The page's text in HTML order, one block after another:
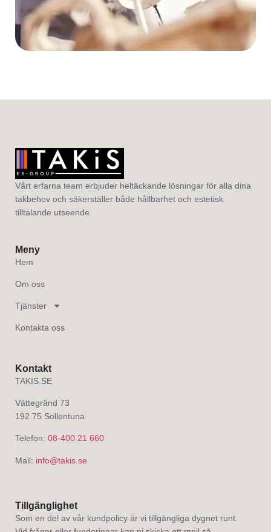
Vårt erfarna team erbjuder heltäckande lösningar för alla dina
takbehov och säkerställer både hållbarhet och estetisk
tilltalande utseende.
Meny
Hem
Om oss
Tjänster
Kontakta oss
Kontakt
TAKIS.SE
Vättegränd 73
192 75 Sollentuna
Telefon: 08-400 21 660
Mail: info@takis.se
Tillgänglighet
Som en del av vår kundpolicy är vi tillgängliga dygnet runt.